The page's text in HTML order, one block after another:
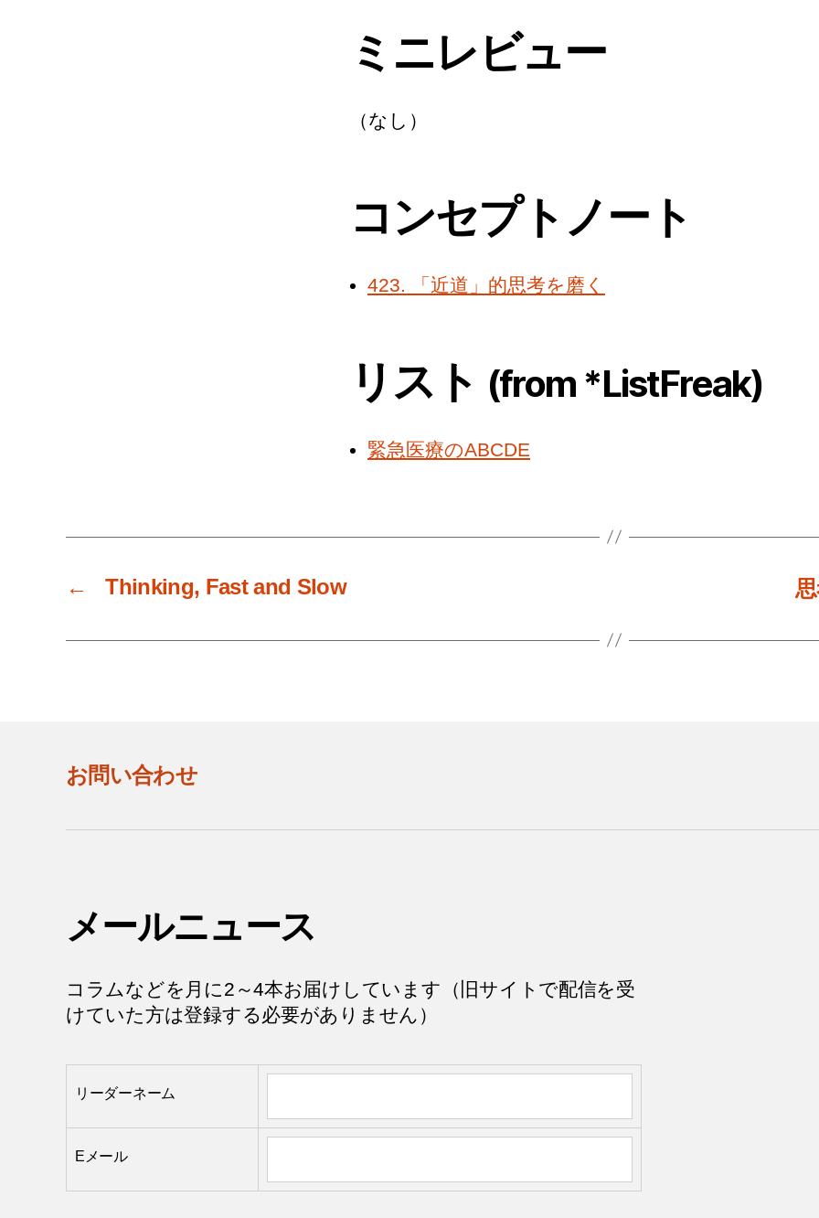
ミニレビュー
（なし）
コンセプトノート
423. 「近道」的思考を磨く
リスト (from *ListFreak)
緊急医療のABCDE
← Thinking, Fast and Slow
お問い合わせ
メールニュース
コラムなどを月に2～4本お届けしています（旧サイトで配信を受
けていた方は登録する必要がありません）
リーダーネーム
Eメール